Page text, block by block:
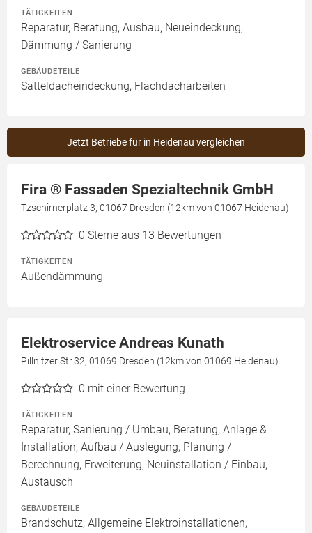
TÄTIGKEITEN
Reparatur, Beratung, Ausbau, Neueindeckung,
Dämmung / Sanierung
GEBÄUDETEILE
Satteldacheindeckung, Flachdacharbeiten
Jetzt Betriebe für in Heidenau vergleichen
Fira ® Fassaden Spezialtechnik GmbH
Tzschirnerplatz 3, 01067 Dresden (12km von 01067 Heidenau)
0 Sterne aus 13 Bewertungen
TÄTIGKEITEN
Außendämmung
Elektroservice Andreas Kunath
Pillnitzer Str.32, 01069 Dresden (12km von 01069 Heidenau)
0 mit einer Bewertung
TÄTIGKEITEN
Reparatur, Sanierung / Umbau, Beratung, Anlage &
Installation, Aufbau / Auslegung, Planung /
Berechnung, Erweiterung, Neuinstallation / Einbau,
Austausch
GEBÄUDETEILE
Brandschutz, Allgemeine Elektroinstallationen,